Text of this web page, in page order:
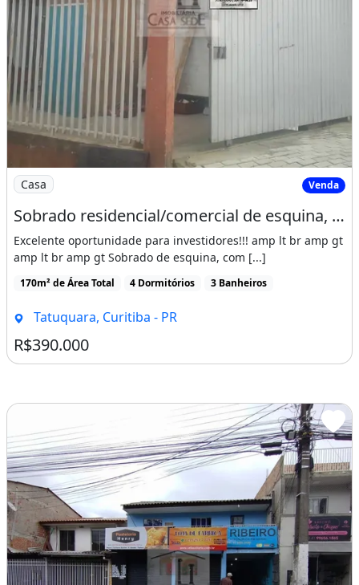
Imagem: Sobrado residencial/comercial de esquina
Casa Venda
Sobrado residencial/comercial de esquina, a venda no Tatuquara
Excelente oportunidade para investidores!!! amp lt br amp gt
amp lt br amp gt Sobrado de esquina, com [...]
170m² de Área Total 4 Dormitórios 3 Banheiros
Tatuquara, Curitiba - PR
R$390.000